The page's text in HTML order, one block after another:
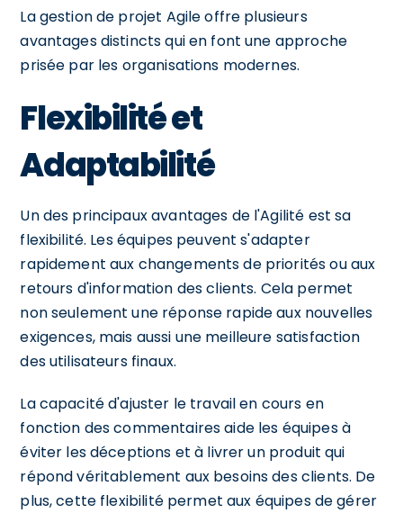
La gestion de projet Agile offre plusieurs
avantages distincts qui en font une approche
prisée par les organisations modernes.
Flexibilité et
Adaptabilité
Un des principaux avantages de l'Agilité est sa
flexibilité. Les équipes peuvent s'adapter
rapidement aux changements de priorités ou aux
retours d'information des clients. Cela permet
non seulement une réponse rapide aux nouvelles
exigences, mais aussi une meilleure satisfaction
des utilisateurs finaux.
La capacité d'ajuster le travail en cours en
fonction des commentaires aide les équipes à
éviter les déceptions et à livrer un produit qui
répond véritablement aux besoins des clients. De
plus, cette flexibilité permet aux équipes de gérer